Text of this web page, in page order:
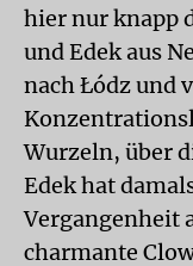
hier nur knapp
und Edek aus
nach Łódz und
Wurzeln, über
Edek hat
Vergangenheit
charmante